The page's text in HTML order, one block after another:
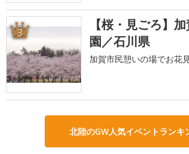
3
【桜・見ごろ】
園／石川県
加賀市民憩いの場でお花
北陸のGW人気イベントランキ